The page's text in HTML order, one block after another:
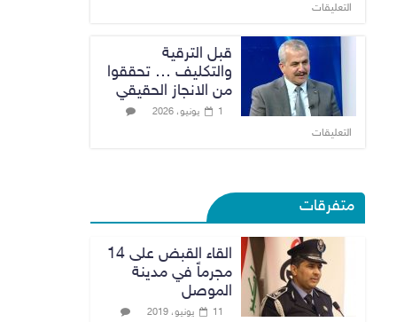
التعليقات
قبل الترقية
والتكليف … تحققوا
من الانجاز الحقيقي
1 يونيو، 2026
التعليقات
متفرقات
القاء القبض على 14
مجرماً في مدينة
الموصل
11 يونيو، 2019